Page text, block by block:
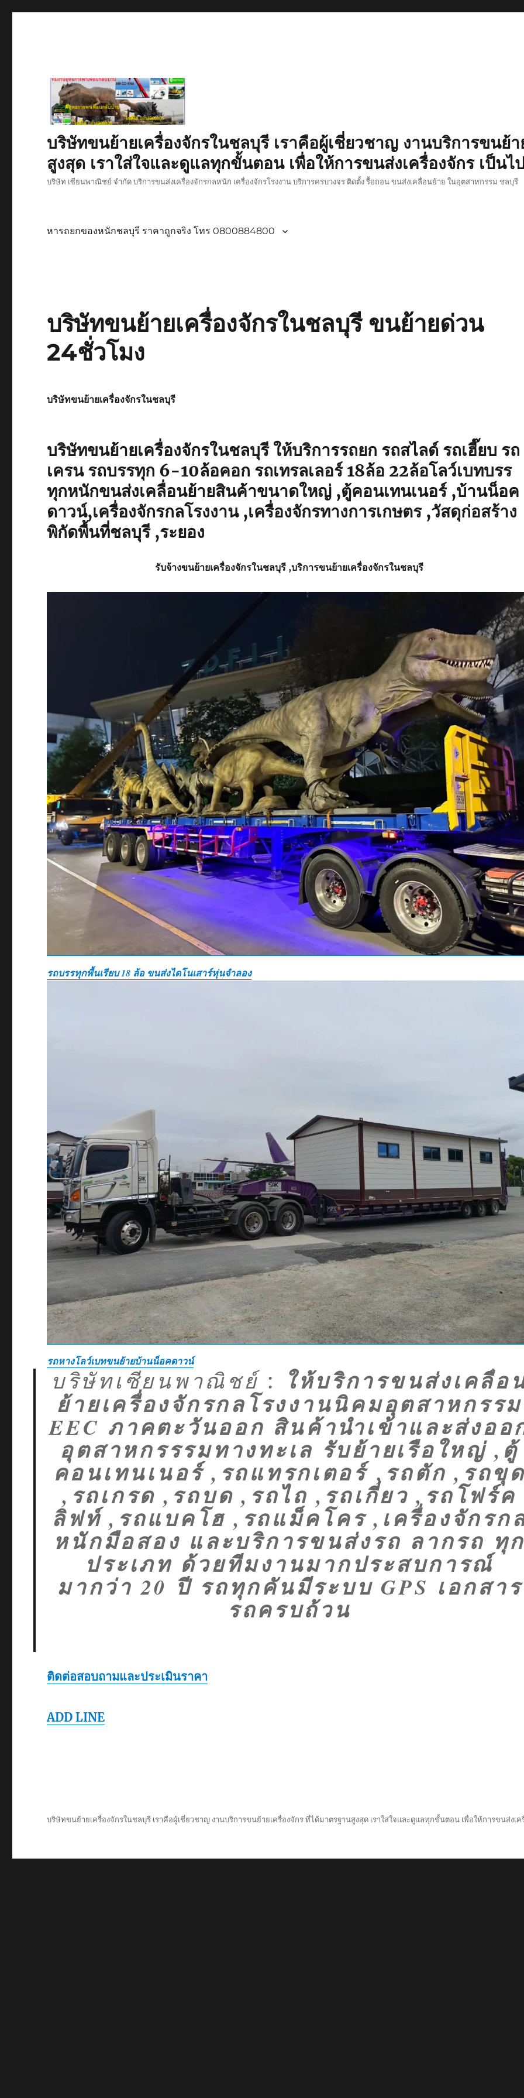
บริษัทขนย้ายเครื่องจักรในชลบุรี เราคือผู้เชี่ยวชาญ งานบริการขนย้
สูงสุด เราใส่ใจและดูแลทุกขั้นตอน เพื่อให้การขนส่งเครื่องจักร เป็นไ
บริษัท เซียนพาณิชย์ จำกัด บริการขนส่งเครื่องจักรกลหนัก เครื่องจักรโรงงาน บริการครบวงจร ติดตั้ง รื้อถอน ขนส่งเคลื่อนย้าย ในอุตสาหกรรม ชลบุรี
หารถยกของหนักชลบุรี ราคาถูกจริง โทร 0800884800
บริษัทขนย้ายเครื่องจักรในชลบุรี ขนย้ายด่วน
24ชั่วโมง
บริษัทขนย้ายเครื่องจักรในชลบุรี
บริษัทขนย้ายเครื่องจักรในชลบุรี ให้บริการรถยก รถสไลด์ รถเฮี๊ยบ รถ
เครน รถบรรทุก 6-10ล้อคอก รถเทรลเลอร์ 18ล้อ 22ล้อโลว์เบทบรร
ทุกหนักขนส่งเคลื่อนย้ายสินค้าขนาดใหญ่ ,ตู้คอนเทนเนอร์ ,บ้านน็อค
ดาวน์,เครื่องจักรกลโรงงาน ,เครื่องจักรทางการเกษตร ,วัสดุก่อสร้าง
พิกัดพื้นที่ชลบุรี ,ระยอง
รับจ้างขนย้ายเครื่องจักรในชลบุรี,บริการขนย้ายเครื่องจักรในชลบุรี
รถบรรทุกพื้นเรียบ 18 ล้อ ขนส่งไดโนเสาร์หุ่นจำลอง
รถหางโลว์เบทขนย้ายบ้านน็อคดาวน์
บริษัทเซียนพาณิชย์ : ให้บริการขนส่งเคลื่อ
ย้ายเครื่องจักรกลโรงงานนิคมอุตสาหกรรม
EEC ภาคตะวันออก สินค้านำเข้าและส่งออ
อุตสาหกรรรมทางทะเล รับย้ายเรือใหญ่ ,ตู้
คอนเทนเนอร์ ,รถแทรกเตอร์ ,รถตัก ,รถขุด
,รถเกรด ,รถบด ,รถไถ ,รถเกี่ยว ,รถโฟร์ค
ลิฟท์ ,รถแบคโฮ ,รถแม็คโคร ,เครื่องจักรก
หนักมือสอง และบริการขนส่งรถ ลากรถ ทุก
ประเภท ด้วยทีมงานมากประสบการณ์
มากว่า 20 ปี รถทุกคันมีระบบ GPS เอกสาร
รถครบถ้วน
ติดต่อสอบถามและประเมินราคา
ADD LINE
บริษัทขนย้ายเครื่องจักรในชลบุรี เราคือผู้เชี่ยวชาญ งานบริการขนย้ายเครื่องจักร ที่ได้มาตรฐานสูงสุด เราใส่ใจและดูแลทุกขั้นตอน เพื่อให้การขนส่งเค